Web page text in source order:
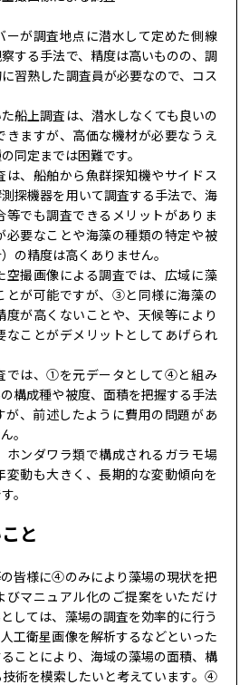
が調査地点に潜水して定めた側線
する手法で、精度は高いものの、調
習熟した調査員が必要なので、コス
船上調査は、潜水しなくても良いの
きますが、高価な機材が必要なうえ
同定までは困難です。
、船舶から魚群探知機やサイドス
探機器を用いて調査する手法で、海
等でも調査できるメリットがありま
必要なことや海藻の種類の特定や被
の精度は高くありません。
撮画像による調査では、広域に藻
とが可能ですが、③と同様に海藻の
度が高くないことや、天候等により
なことがデメリットとしてあげられ
では、①を元データとして④と組み
構成種や被度、面積を把握する手法
が、前述したように費用の問題があ
。
ホンダワラ類で構成されるガラモ場
変動も大きく、長期的な変動傾向を
。
と
皆様に④のみにより藻場の現状を把
びマニュアル化のご提案をいただけ
しては、藻場の調査を効率的に行う
工衛星画像を解析するなどといった
ことにより、海域の藻場の面積、構
術を模索したいと考えています。④